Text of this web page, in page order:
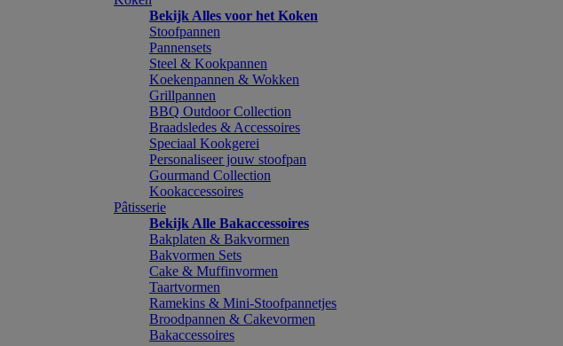
Bekijk Alles voor het Koken
Stoofpannen
Pannensets
Steel & Kookpannen
Koekenpannen & Wokken
Grillpannen
BBQ Outdoor Collection
Braadsledes & Accessoires
Speciaal Kookgerei
Personaliseer jouw stoofpan
Gourmand Collection
Kookaccessoires
Pâtisserie
Bekijk Alle Bakaccessoires
Bakplaten & Bakvormen
Bakvormen Sets
Cake & Muffinvormen
Taartvormen
Ramekins & Mini-Stoofpannetjes
Broodpannen & Cakevormen
Bakaccessoires